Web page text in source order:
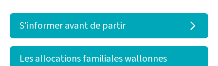
S'informer avant de partir
Les allocations familiales wallonnes